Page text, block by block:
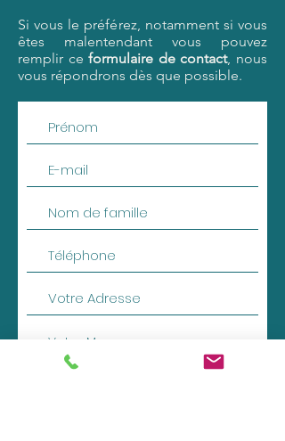
Si vous le préférez, notamment si vous
êtes malentendant vous pouvez
remplir ceformulaire de contact, nous
vous répondrons dès que possible.